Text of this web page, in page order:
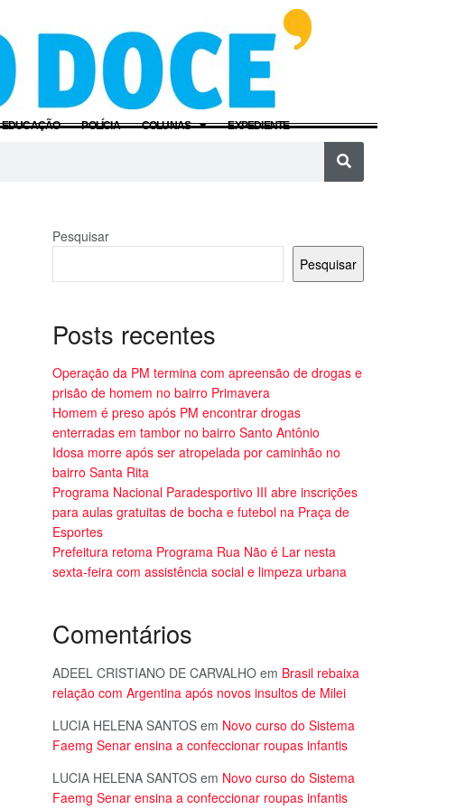
EDUCAÇÃO POLÍCIA COLUNAS EXPEDIENTE
Pesquisar
Pesquisar
Posts recentes
Operação da PM termina com apreensão de drogas e
prisão de homem no bairro Primavera
Homem é preso após PM encontrar drogas
enterradas em tambor no bairro Santo Antônio
Idosa morre após ser atropelada por caminhão no
bairro Santa Rita
Programa Nacional Paradesportivo III abre inscrições
para aulas gratuitas de bocha e futebol na Praça de
Esportes
Prefeitura retoma Programa Rua Não é Lar nesta
sexta-feira com assistência social e limpeza urbana
Comentários
ADEEL CRISTIANO DE CARVALHO em Brasil rebaixa
relação com Argentina após novos insultos de Milei
LUCIA HELENA SANTOS em Novo curso do Sistema
Faemg Senar ensina a confeccionar roupas infantis
LUCIA HELENA SANTOS em Novo curso do Sistema
Faemg Senar ensina a confeccionar roupas infantis